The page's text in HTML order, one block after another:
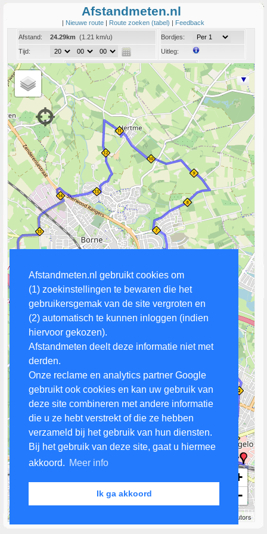
Afstandmeten.nl gebruikt cookies om
(1) zoekinstellingen te bewaren die het
gebruikersgemak van de site vergroten en
(2) automatisch te kunnen inloggen (indien
hiervoor gekozen).
Afstandmeten deelt deze informatie niet met
derden.
Onze reclame en analytics partner Google
gebruikt ook cookies en kan uw gebruik van
deze site combineren met andere informatie
die u ze hebt verstrekt of die ze hebben
verzameld bij het gebruik van hun diensten.
Bij het gebruik van deze site, gaat u hiermee
akkoord. Meer info
Ik ga akkoord
Afstandmeten.nl
| Nieuwe route | Route zoeken (tabel) | Feedback
Afstand:
24.29km (1.21 km/u)
Tijd:
Bordjes:
Uitleg:
Coord:
Info:
Link naar deze route
+
−
contributors